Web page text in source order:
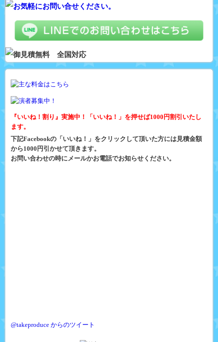
『いいね！割り』実施中！「いいね！」を押せば1000円割引いたし
ます。
下記Facebookの「いいね！」をクリックして頂いた方には見積金額
から1000円引かせて頂きます。
お問い合わせの時にメールかお電話でお知らせください。
@takeproduce からのツイート